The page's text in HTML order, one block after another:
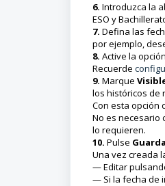
6. Introduzca la
ESO y
7. Defina las
por ejemplo,
8. Active la opción
Recuerde
9. Marque
los históricos de
Con esta opción
No es necesario
lo requieren.
10. Pulse
Una vez creada
— Editar
— Si la fecha de